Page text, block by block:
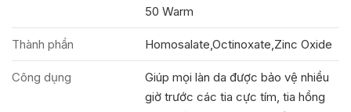
50 Warm
Thành phần Homosalate,Octinoxate,Zinc Oxide
Công dụng
Giúp mọi làn da được bảo vệ nhiều
giờ trước các tia cực tím, tia hồng